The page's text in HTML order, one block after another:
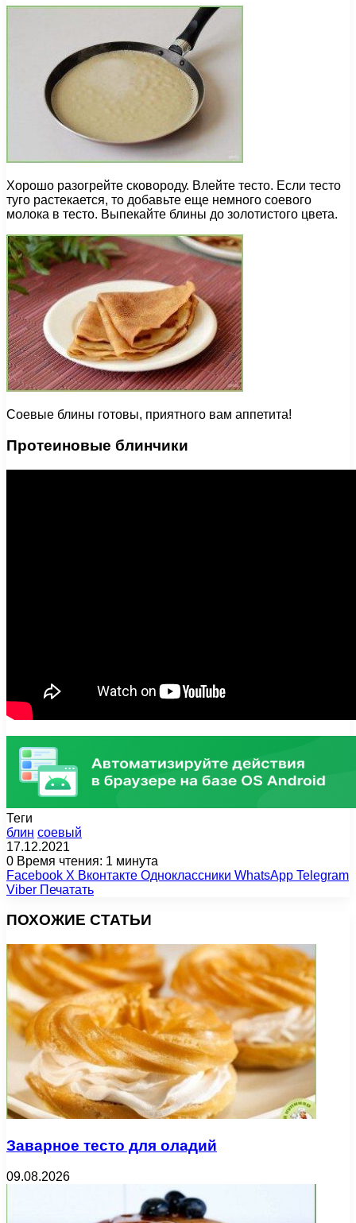
Хорошо разогрейте сковороду. Влейте тесто. Если тесто
туго растекается, то добавьте еще немного соевого
молока в тесто. Выпекайте блины до золотистого цвета.
Соевые блины готовы, приятного вам аппетита!
Протеиновые блинчики
Теги
блин соевый
17.12.2021
0 Время чтения: 1 минута
Facebook X Вконтакте Одноклассники WhatsApp Telegram
Viber Печатать
ПОХОЖИЕ СТАТЬИ
Заварное тесто для оладий
09.08.2026